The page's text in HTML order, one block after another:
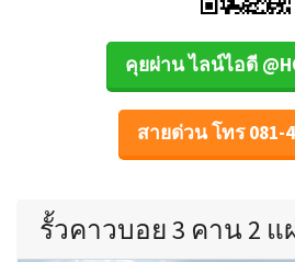
คุยผ่าน ไลน์ไอดี
สายด่วน โทร 081-
รั้วคาวบอย 3 คาน 2